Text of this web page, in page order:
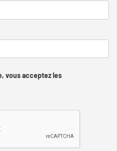
vous acceptez les